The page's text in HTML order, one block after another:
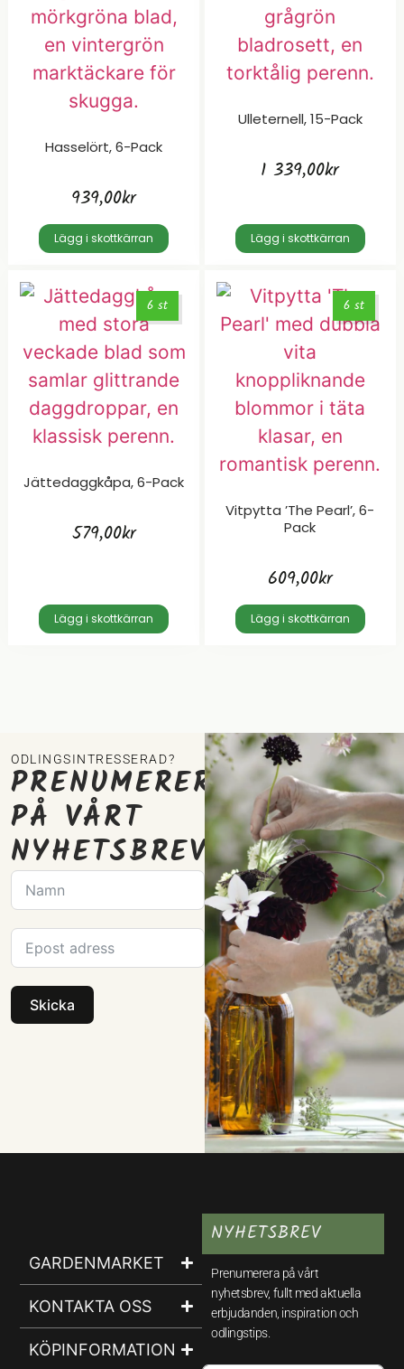
Hasselört, 6-Pack
939,00kr
Lägg i skottkärran
Ulleternell, 15-Pack
1 339,00kr
Lägg i skottkärran
6 st
Jättedaggkåpa, 6-Pack
579,00kr
Lägg i skottkärran
6 st
Vitpytta ’The Pearl’, 6-
Pack
609,00kr
Lägg i skottkärran
ODLINGSINTRESSERAD?
PRENUMERERA
PÅ VÅRT
NYHETSBREV
Skicka
GARDENMARKET
KONTAKTA OSS
KÖPINFORMATION
NYHETSBREV
Prenumerera på vårt
nyhetsbrev, fullt med aktuella
erbjudanden, inspiration och
odlingstips.